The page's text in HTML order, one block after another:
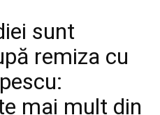
sunt
remiza cu
mai mult din